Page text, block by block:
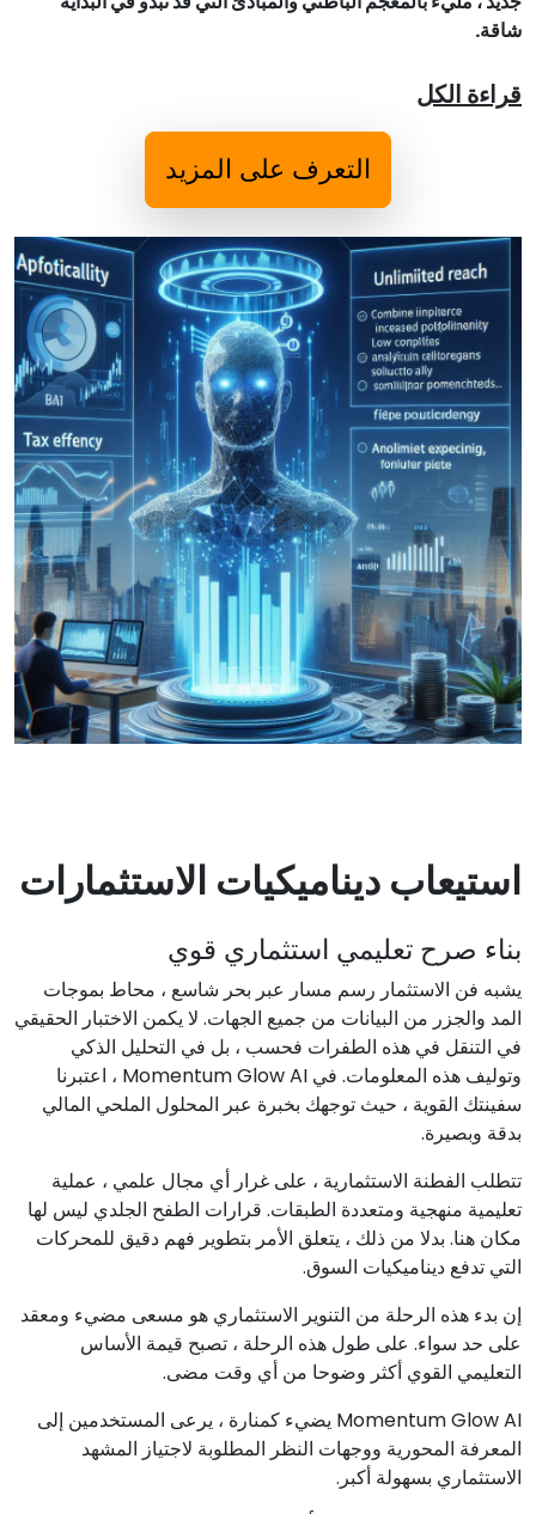
شاقة.
قراءة الكل
التعرف على المزيد
استيعاب ديناميكيات الاستثمارات
بناء صرح تعليمي استثماري قوي
يشبه فن الاستثمار رسم مسار عبر بحر شاسع ، محاط بموجات
المد والجزر من البيانات من جميع الجهات. لا يكمن الاختبار الحقيقي
في التنقل في هذه الطفرات فحسب ، بل في التحليل الذكي
وتوليف هذه المعلومات. في Momentum Glow AI ، اعتبرنا
سفينتك القوية ، حيث توجهك بخبرة عبر المحلول الملحي المالي
بدقة وبصيرة.
تتطلب الفطنة الاستثمارية ، على غرار أي مجال علمي ، عملية
تعليمية منهجية ومتعددة الطبقات. قرارات الطفح الجلدي ليس لها
مكان هنا. بدلا من ذلك ، يتعلق الأمر بتطوير فهم دقيق للمحركات
التي تدفع ديناميكيات السوق.
إن بدء هذه الرحلة من التنوير الاستثماري هو مسعى مضيء ومعقد
على حد سواء. على طول هذه الرحلة ، تصبح قيمة الأساس
التعليمي القوي أكثر وضوحا من أي وقت مضى.
Momentum Glow AI يضيء كمنارة ، يرعى المستخدمين إلى
المعرفة المحورية ووجهات النظر المطلوبة لاجتياز المشهد
الاستثماري بسهولة أكبر.